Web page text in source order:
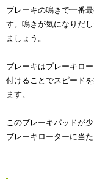
ブレーキの鳴きで一番
す。鳴きが気になりだ
ましょう。
ブレーキはブレーキロ
付けることでスピード
ます。
このブレーキパッドが
ブレーキローターに当